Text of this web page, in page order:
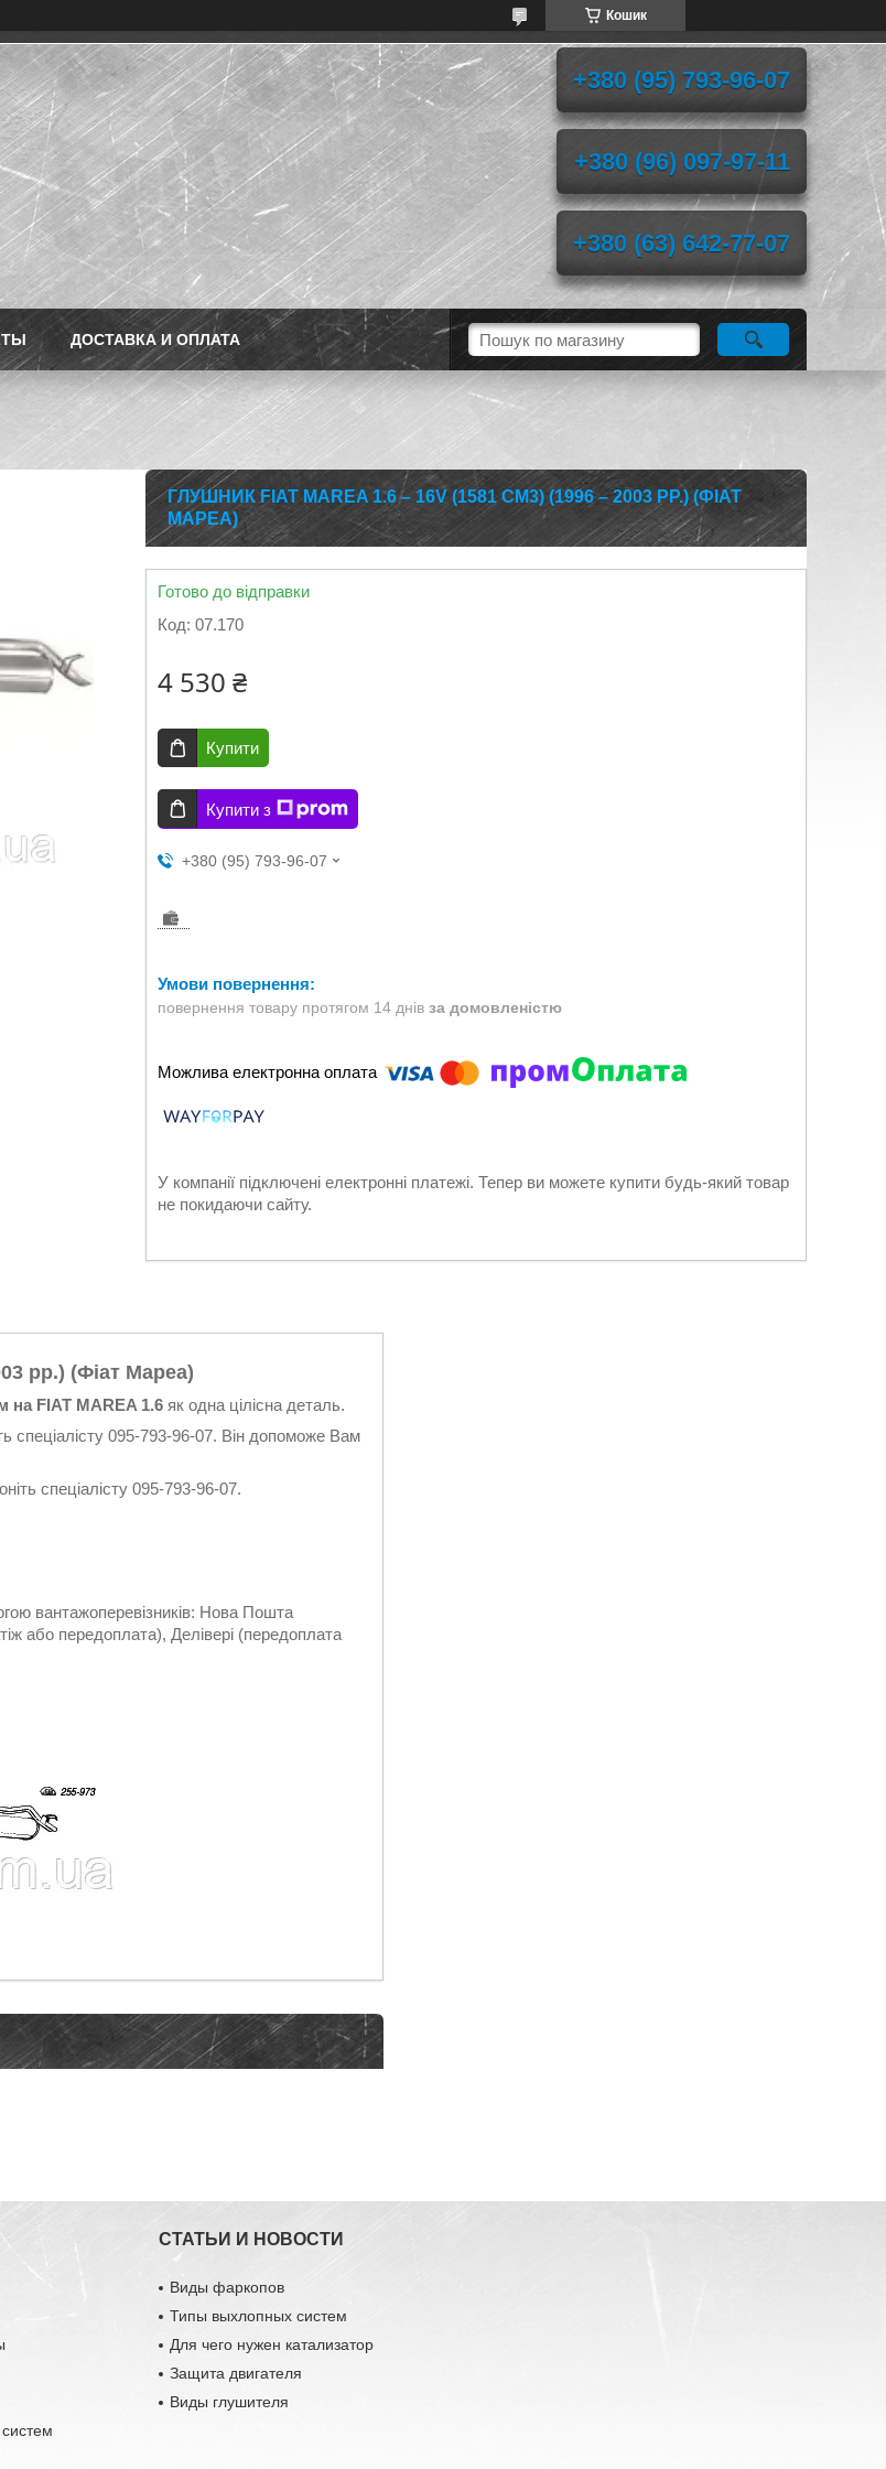
Кошик
+380 (95) 793-96-07
+380 (96) 097-97-11
+380 (63) 642-77-07
ДОСТАВКА И ОПЛАТА
ГЛУШНИК FIAT MAREA 1.6 – 16V (1581 СМ3) (1996 – 2003 РР.) (ФІАТ
МАРЕА)
Готово до відправки
Код: 07.170
4 530 ₴
Купити
Купити з
+380 (95) 793-96-07
повернення товару протягом 14 днів за домовленістю
У компанії підключені електронні платежі. Тепер ви можете купити будь-який товар
не покидаючи сайту.
рр.) (Фіат Мареа)
на FIAT MAREA 1.6 як одна цілісна деталь.
спеціалісту 095-793-96-07. Він допоможе Вам
спеціалісту 095-793-96-07.
вантажоперевізників: Нова Пошта
або передоплата), Делівері (передоплата
СТАТЬИ И НОВОСТИ
Виды фаркопов
Типы выхлопных систем
Для чего нужен катализатор
Защита двигателя
Виды глушителя